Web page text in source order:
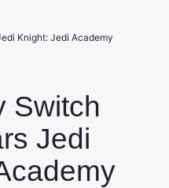
Switch
Jedi
Knight: Jedi Academy